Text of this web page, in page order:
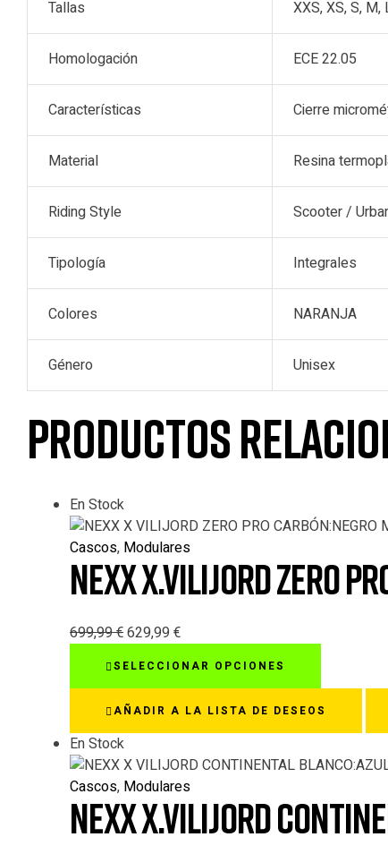
Tallas XXS, XS, S, M,
Homologación ECE 22.05
Características Cierre
Material Resina
Riding Style Scooter /
Tipología Integrales
Colores NARANJA
Género Unisex
Productos
En Stock
Cascos, Modulares
NEXX X.VILIJORD ZERO
699,99€629,99 €
SELECCIONAR OPCIONES
múltiples
variantes.
Las
se
pueden
AÑADIR A LA LISTA DE DESEOS
En Stock
Cascos, Modulares
NEXX X.VILIJORD